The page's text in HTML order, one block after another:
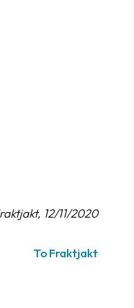
12/11/2020
To Fraktjakt